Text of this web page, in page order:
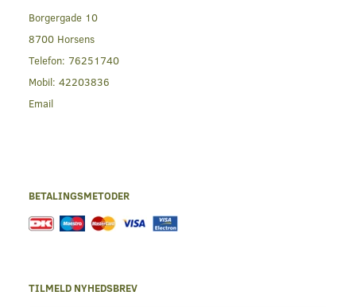
Borgergade 10
8700 Horsens
Telefon: 76251740
Mobil: 42203836
Email
BETALINGSMETODER
TILMELD NYHEDSBREV